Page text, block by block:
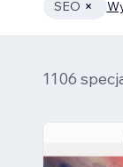
SEO
1106